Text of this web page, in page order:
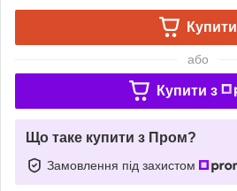
Купити
або
Купити з
Що таке купити з Пром?
Замовлення під захистом